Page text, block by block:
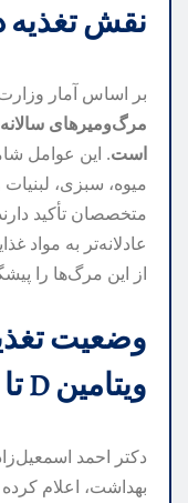
نقش
بر اساس آمار
مرگ‌ومیرهای
است. این عوامل
متخصصان تأکید
عادلانه‌تر به مواد
از این مرگ‌ها را
وضعیت
ویتامین D تا مصرف پایین لبنیات
دکتر احمد
بهداشت، اعلام